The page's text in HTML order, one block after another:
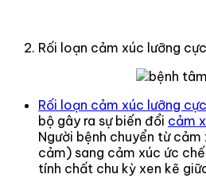
Rối loạn cảm xúc lưỡng cực
Rối loạn cảm xúc lưỡng cực
bộ gây ra sự biến đổi cảm
Người bệnh chuyển từ cảm
cảm) sang cảm xúc ức
tính chất chu kỳ xen kẽ